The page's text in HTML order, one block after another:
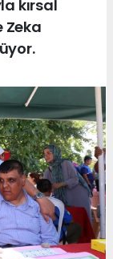
kırsal
Zeka